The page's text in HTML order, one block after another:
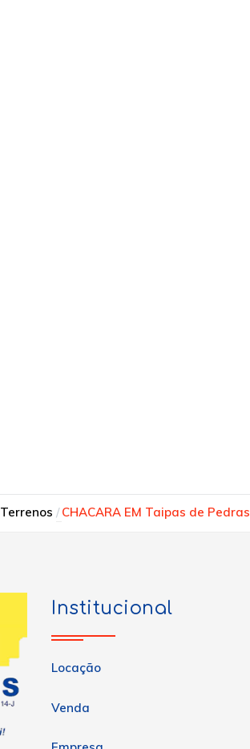
Terrenos CHACARA EM Taipas de Pedras
Institucional
Locação
Venda